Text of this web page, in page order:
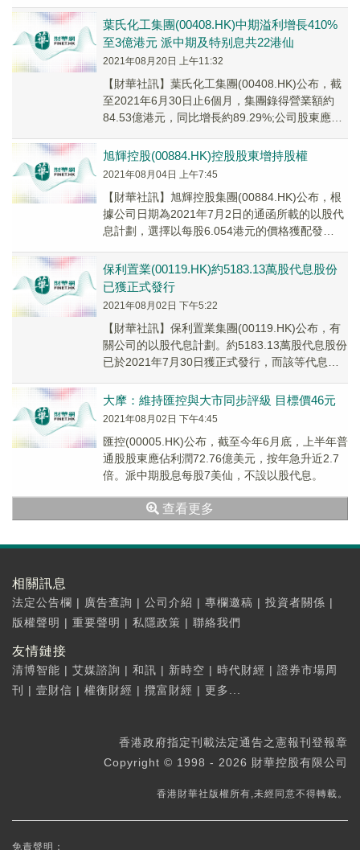
葉氏化工集團(00408.HK)中期溢利增長410%
至3億港元 派中期及特别息共22港仙
2021年08月20日 上午11:32
【財華社訊】葉氏化工集團(00408.HK)公布，截
至2021年6月30日止6個月，集團錄得營業額約
84.53億港元，同比增長約89.29%;公司股東應占
旭輝控股(00884.HK)控股股東增持股權
2021年08月04日 上午7:45
【財華社訊】旭輝控股集團(00884.HK)公布，根
據公司日期為2021年7月2日的通函所載的以股代
息計劃，選擇以每股6.054港元的價格獲配發
保利置業(00119.HK)約5183.13萬股代息股份
已獲正式發行
2021年08月02日 下午5:22
【財華社訊】保利置業集團(00119.HK)公布，有
關公司的以股代息計劃。約5183.13萬股代息股份
已於2021年7月30日獲正式發行，而該等代息股
大摩：維持匯控與大市同步評級 目標價46元
2021年08月02日 下午4:45
匯控(00005.HK)公布，截至今年6月底，上半年普
通股股東應佔利潤72.76億美元，按年急升近2.7
倍。派中期股息每股7美仙，不設以股代息。
查看更多
相關訊息
法定公告欄 | 廣告查詢 | 公司介紹 | 專欄邀稿 | 投資者關係 |
版權聲明 | 重要聲明 | 私隱政策 | 聯絡我們
友情鏈接
清博智能 | 艾媒諮詢 | 和訊 | 新時空 | 時代財經 | 證券市場周
刊
| 壹財信 | 權衡財經 | 攬富財經 | 更多...
香港政府指定刊載法定通告之憲報刊登報章
Copyright © 1998 - 2026 財華控股有限公司
香港財華社版權所有,未經同意不得轉載。
免責聲明：